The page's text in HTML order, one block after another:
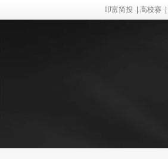
叩富简投 高校赛